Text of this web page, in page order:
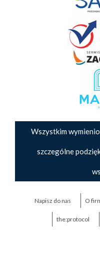
Wszystkim
szczególne
Napisz do nas O
the:protocol